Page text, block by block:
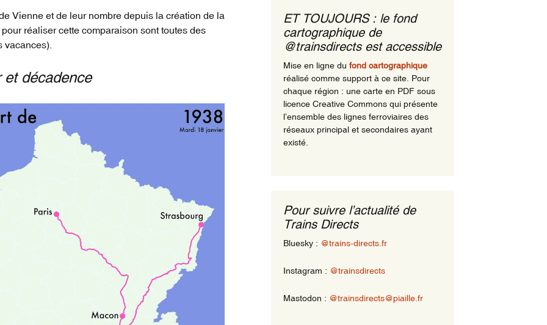
Vienne et de leur nombre depuis la création de la
réaliser cette comparaison sont toutes des
vacances).
et décadence
ET TOUJOURS : le fond
cartographique de
@trainsdirects est accessible
Mise en ligne du fond cartographique
réalisé comme support à ce site. Pour
chaque région : une carte en PDF sous
licence Creative Commons qui présente
l’ensemble des lignes ferroviaires des
réseaux principal et secondaires ayant
existé.
Pour suivre l’actualité de
Trains Directs
Bluesky : @trains-directs.fr
Instagram : @trainsdirects
Mastodon : @trainsdirects@piaille.fr